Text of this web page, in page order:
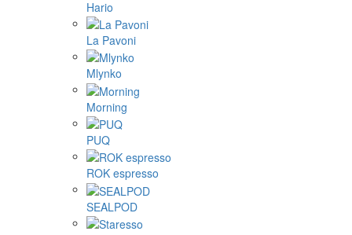
Hario
La Pavoni
Mlynko
Morning
PUQ
ROK espresso
SEALPOD